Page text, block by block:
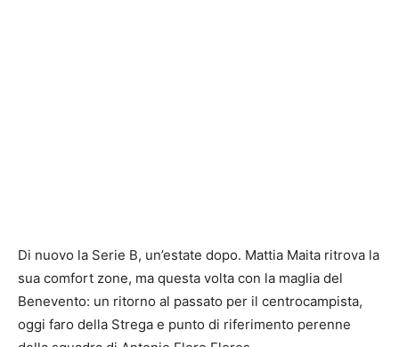
Di nuovo la Serie B, un’estate dopo. Mattia Maita ritrova la
sua comfort zone, ma questa volta con la maglia del
Benevento: un ritorno al passato per il centrocampista,
oggi faro della Strega e punto di riferimento perenne